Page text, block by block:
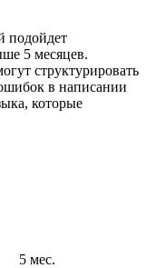
подойдет
5 месяцев.
структурировать
в написании
которые
5 мес.